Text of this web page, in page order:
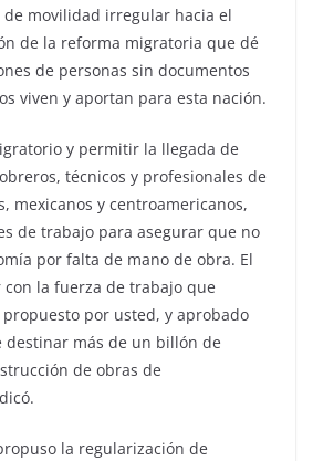
movilidad irregular hacia el
de la reforma migratoria que dé
de personas sin documentos
viven y aportan para esta nación.
y permitir la llegada de
técnicos y profesionales de
mexicanos y centroamericanos,
de trabajo para asegurar que no
por falta de mano de obra. El
la fuerza de trabajo que
por usted, y aprobado
destinar más de un billón de
de obras de
la regularización de